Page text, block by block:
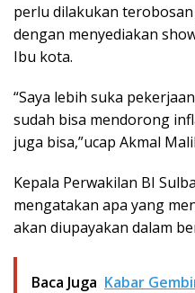
perlu dilakukan
dengan menyediakan
Ibu kota.
“Saya lebih suka
sudah bisa mendorong
juga bisa,”ucap Akmal
Kepala Perwakilan BI
mengatakan apa yang
akan diupayakan dalam
Baca Juga Kabar